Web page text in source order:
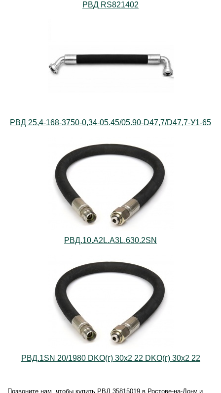
РВД RS821402
РВД 25,4-168-3750-0,34-05.45/05.90-D47,7/D47,7-У1-65
РВД.10.А2L.А3L.630.2SN
РВД.1SN 20/1980 DKO(г) 30х2 22 DKO(г) 30х2 22
Позвоните нам, чтобы купить РВД.35815019 в Ростове-на-Дону и